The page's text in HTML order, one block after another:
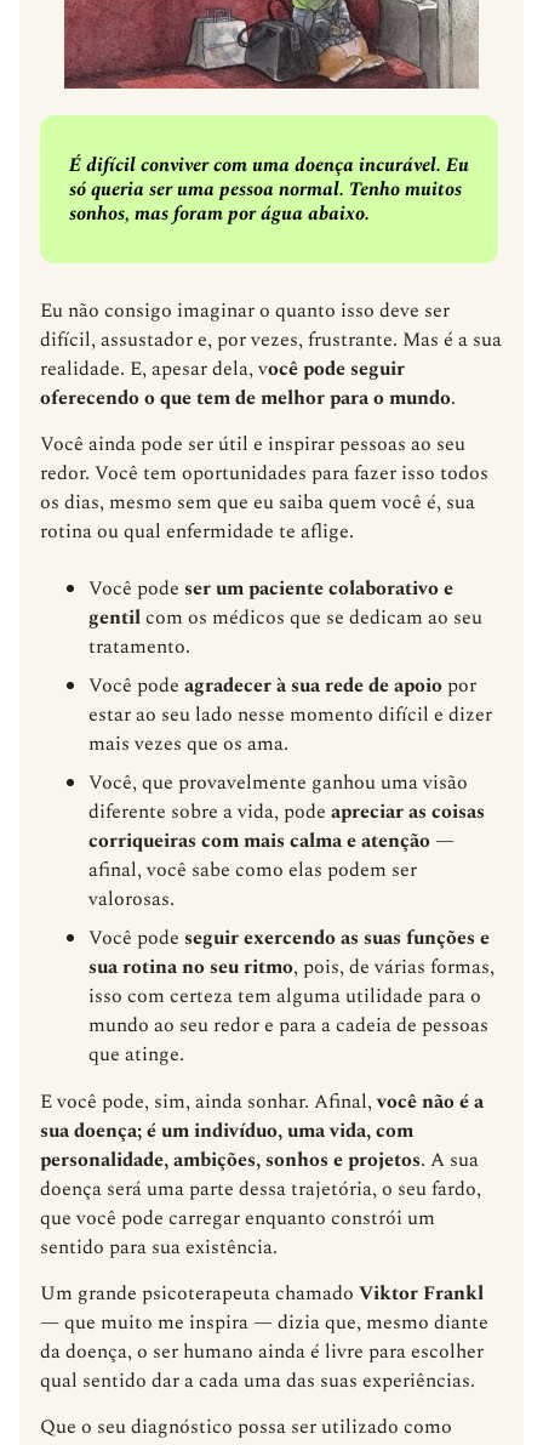
É difícil conviver com uma doença incurável. Eu
só queria ser uma pessoa normal. Tenho muitos
sonhos, mas foram por água abaixo.
Eu não consigo imaginar o quanto isso deve ser
difícil, assustador e, por vezes, frustrante. Mas é a sua
realidade. E, apesar dela, você pode seguir
oferecendo o que tem de melhor para o mundo.
Você ainda pode ser útil e inspirar pessoas ao seu
redor. Você tem oportunidades para fazer isso todos
os dias, mesmo sem que eu saiba quem você é, sua
rotina ou qual enfermidade te aflige.
Você pode ser umpaciente colaborativo e
gentilcom os médicos que se dedicam ao seu
tratamento.
Você pode agradecer à sua rede de apoio por
estar ao seu lado nesse momento difícil e dizer
mais vezes que os ama.
Você, que provavelmente ganhou uma visão
diferente sobre a vida, pode apreciar as coisas
corriqueiras com mais calma e atenção—
afinal, você sabe como elas podem ser
valorosas.
Você pode seguir exercendo as suas funções e
sua rotina no seu ritmo, pois, de várias formas,
isso com certeza tem alguma utilidade para o
mundo ao seu redor e para a cadeia de pessoas
que atinge.
E você pode, sim, ainda sonhar. Afinal,você não é a
sua doença; é um indivíduo, uma vida, com
personalidade, ambições, sonhos e projetos. A sua
doença será uma parte dessa trajetória, o seu fardo,
que você pode carregar enquanto constrói um
sentido para sua existência.
Um grande psicoterapeuta chamado Viktor Frankl
— que muito me inspira — dizia que, mesmo diante
da doença, o ser humano ainda é livre para escolher
qual sentido dar a cada uma das suas experiências.
Que o seu diagnóstico possa ser utilizado como